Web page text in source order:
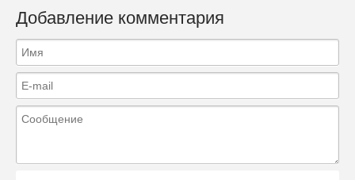
Добавление комментария